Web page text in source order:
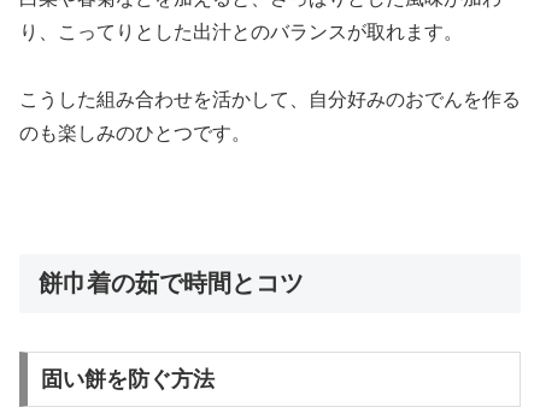
り、こってりとした出汁とのバランスが取れます。
こうした組み合わせを活かして、自分好みのおでんを作る
のも楽しみのひとつです。
餅巾着の茹で時間とコツ
固い餅を防ぐ方法